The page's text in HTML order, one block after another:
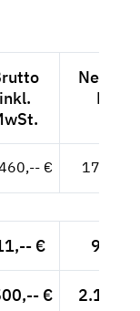
inkl.
Netto
€
€ 93,28
€